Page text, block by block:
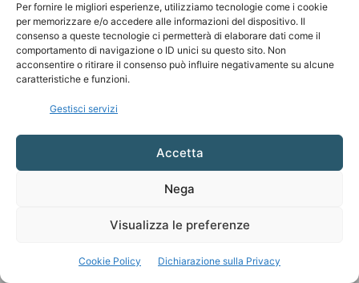
Per fornire le migliori esperienze, utilizziamo tecnologie come i cookie
per memorizzare e/o accedere alle informazioni del dispositivo. Il
consenso a queste tecnologie ci permetterà di elaborare dati come il
comportamento di navigazione o ID unici su questo sito. Non
acconsentire o ritirare il consenso può influire negativamente su alcune
caratteristiche e funzioni.
Gestisci servizi
Accetta
Nega
Visualizza le preferenze
Cookie Policy Dichiarazione sulla Privacy